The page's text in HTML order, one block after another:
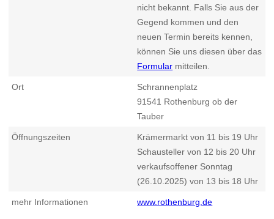
nicht bekannt. Falls Sie aus der
Gegend kommen und den
neuen Termin bereits kennen,
können Sie uns diesen über das
Formular mitteilen.
Ort
Schrannenplatz
91541 Rothenburg ob der
Tauber
Öffnungszeiten
Krämermarkt von 11 bis 19 Uhr
Schausteller von 12 bis 20 Uhr
verkaufsoffener Sonntag
(26.10.2025) von 13 bis 18 Uhr
mehr Informationen www.rothenburg.de